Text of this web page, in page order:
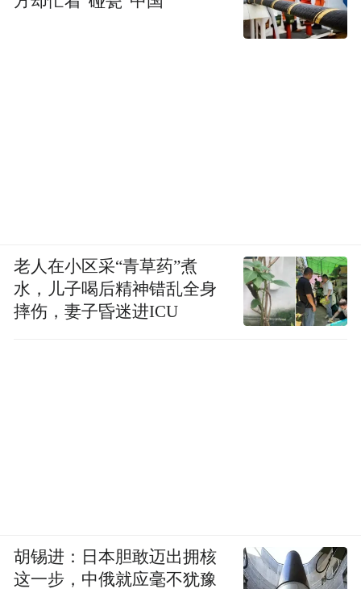
老人在小区采“青草药”煮
水，儿子喝后精神错乱全身
摔伤，妻子昏迷进ICU
胡锡进：日本胆敢迈出拥核
这一步，中俄就应毫不犹豫